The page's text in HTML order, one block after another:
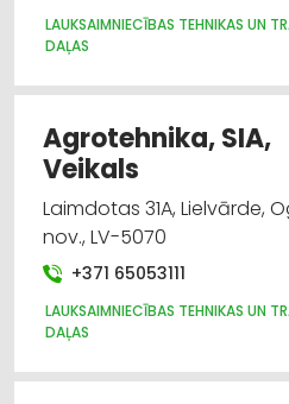
DĀRZA TEHNIKA UN INVENTĀRS
SŪKŅI, PUMPJI, VĀRSTI, VENTIĻI
AUTO REMONTS, APKOPE
LAUKSAIMNIECĪBAS TEHNIKAS UN
DAĻAS
Agrotehnika, SIA,
Veikals
Laimdotas 31A, Lielvārde,
nov., LV-5070
+371 65053111
LAUKSAIMNIECĪBAS TEHNIKAS UN
DAĻAS